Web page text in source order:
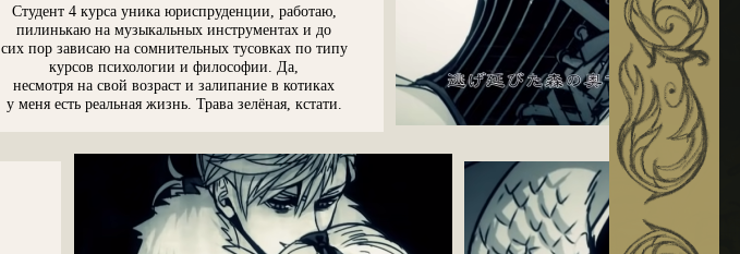
Студент 4 курса уника юриспруденции, работаю,
пилинькаю на музыкальных инструментах и до
сих пор зависаю на сомнительных тусовках по типу
курсов психологии и философии. Да,
несмотря на свой возраст и залипание в котиках
у меня есть реальная жизнь. Трава зелёная, кстати.